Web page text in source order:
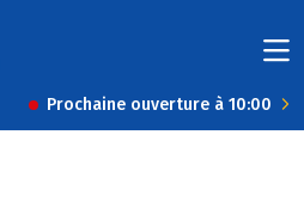
Prochaine ouverture à 10:00